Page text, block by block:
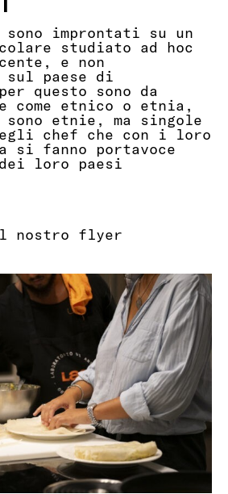
improntati su un
studiato ad hoc
e non
sul paese di
questo sono da
come etnico o etnia,
sono etnie, ma singole
chef che con i loro
fanno portavoce
loro paesi
nostro flyer